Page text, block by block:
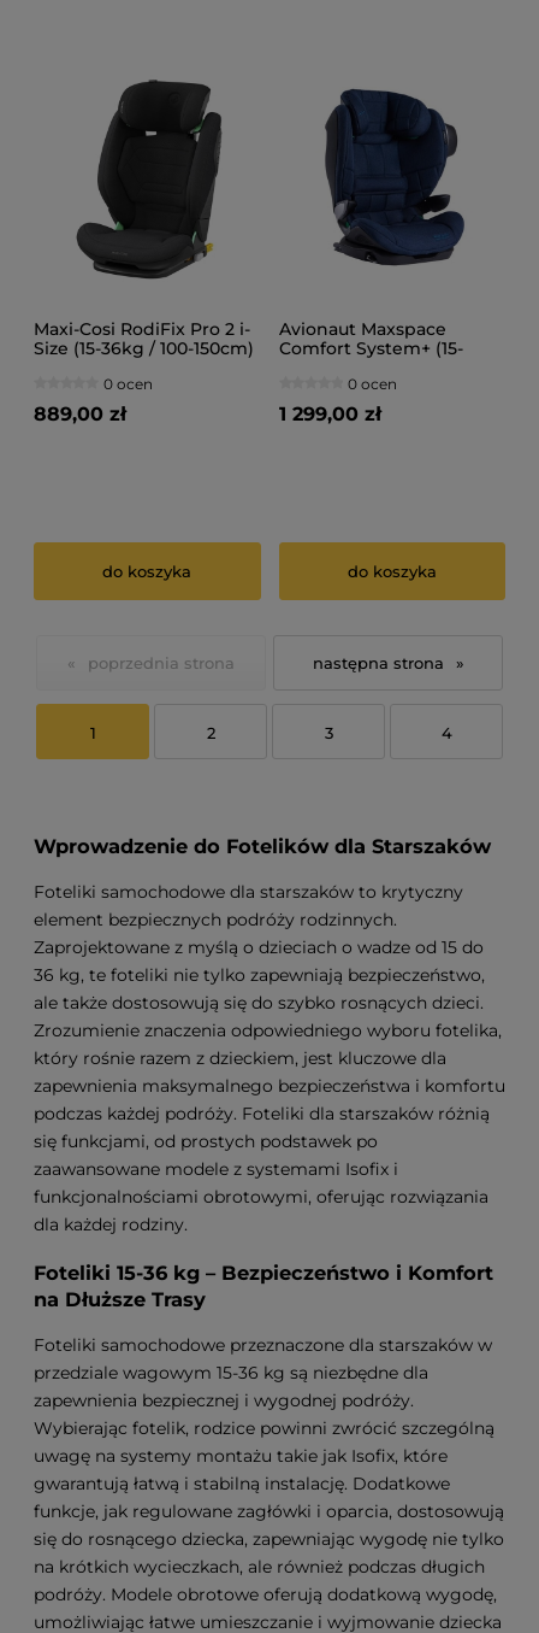
Maxi-Cosi RodiFix Pro 2 i-
Size (15-36kg / 100-150cm)
0 ocen
889,00 zł
do koszyka
Avionaut Maxspace
Comfort System+ (15-
samochodowy
0 ocen
1 299,00 zł
do koszyka
«
1 2 3 4
»
Wprowadzenie do Fotelików dla Starszaków
Foteliki samochodowe dla starszaków to krytyczny
element bezpiecznych podróży rodzinnych.
Zaprojektowane z myślą o dzieciach o wadze od 15 do
36 kg, te foteliki nie tylko zapewniają bezpieczeństwo,
ale także dostosowują się do szybko rosnących dzieci.
Zrozumienie znaczenia odpowiedniego wyboru fotelika,
który rośnie razem z dzieckiem, jest kluczowe dla
zapewnienia maksymalnego bezpieczeństwa i komfortu
podczas każdej podróży. Foteliki dla starszaków różnią
się funkcjami, od prostych podstawek po
zaawansowane modele z systemami Isofix i
funkcjonalnościami obrotowymi, oferując rozwiązania
dla każdej rodziny.
Foteliki 15-36 kg – Bezpieczeństwo i Komfort
na Dłuższe Trasy
Foteliki samochodowe przeznaczone dla starszaków w
przedziale wagowym 15-36 kg są niezbędne dla
zapewnienia bezpiecznej i wygodnej podróży.
Wybierając fotelik, rodzice powinni zwrócić szczególną
uwagę na systemy montażu takie jak Isofix, które
gwarantują łatwą i stabilną instalację. Dodatkowe
funkcje, jak regulowane zagłówki i oparcia, dostosowują
się do rosnącego dziecka, zapewniając wygodę nie tylko
na krótkich wycieczkach, ale również podczas długich
podróży. Modele obrotowe oferują dodatkową wygodę,
umożliwiając łatwe umieszczanie i wyjmowanie dziecka